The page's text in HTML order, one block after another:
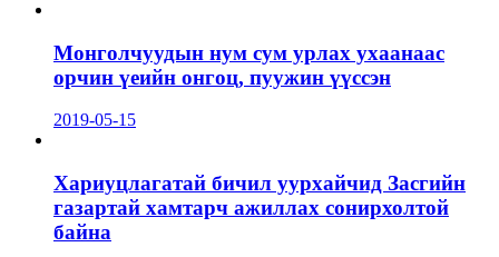
Монголчуудын нум сум урлах ухаанаас
орчин үеийн онгоц, пуужин үүссэн
2019-05-15
Хариуцлагатай бичил уурхайчид Засгийн
газартай хамтарч ажиллах сонирхолтой
байна